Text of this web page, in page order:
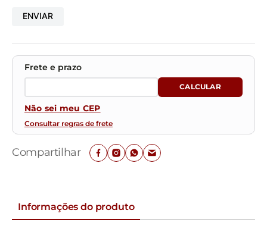
ENVIAR
Não sei meu CEP
Consultar regras de frete
Compartilhar
Informações do produto